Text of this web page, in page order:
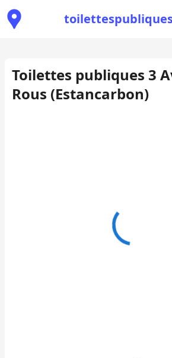
Toilettes publiques 3
Rous (Estancarbon)